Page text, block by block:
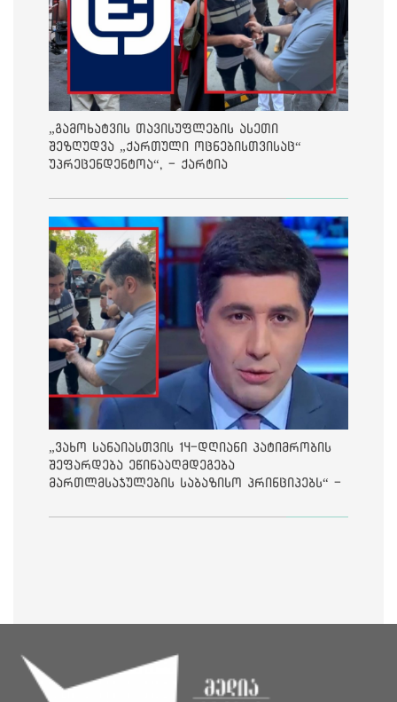
„გამოხატვის თავისუფლების ასეთი
შეზღუდვა „ქართული ოცნებისთვისაც“
უპრეცენდენტოა“, - ქარტია
„ვახო სანაიასთვის 14-დღიანი პატიმრობის
შეფარდება ეწინააღმდეგება
მართლმსაჯულების საბაზისო პრინციპებს“ -